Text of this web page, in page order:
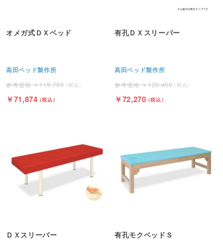
オメガ式ＤＸベッド
高田ベッド製作所
119,790
71,874
有孔ＤＸスリーパー
高田ベッド製作所
120,450
72,270
ＤＸスリーパー 有孔モクベッドＳ